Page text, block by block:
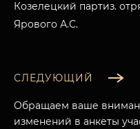
Козелецкий партиз.
Ярового А.С.
СЛЕДУЮЩИЙ
Обращаем ваше
изменений в анкеты